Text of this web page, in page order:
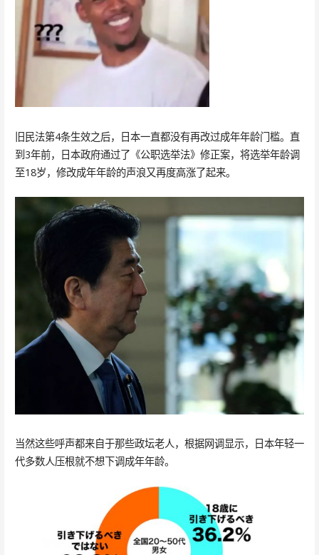
旧民法第4条生效之后，日本一直都没有再改过成年年龄门槛。直
到3年前，日本政府通过了《公职选举法》修正案，将选举年龄调
至18岁，修改成年年龄的声浪又再度高涨了起来。
当然这些呼声都来自于那些政坛老人，根据网调显示，日本年轻一
代多数人压根就不想下调成年年龄。